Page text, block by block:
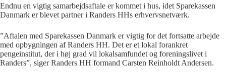
Endnu en vigtig samarbejdsaftale er kommet i hus, idet Sparekassen
Danmark er blevet partner i Randers HHs erhvervsnetværk.
”Aftalen med Sparekassen Danmark er vigtig for det fortsatte arbejde
med opbygningen af Randers HH. Det er et lokal forankret
pengeinstitut, der i høj grad vil lokalsamfundet og foreningslivet i
Randers”, siger Randers HH formand Carsten Reinholdt Andersen.